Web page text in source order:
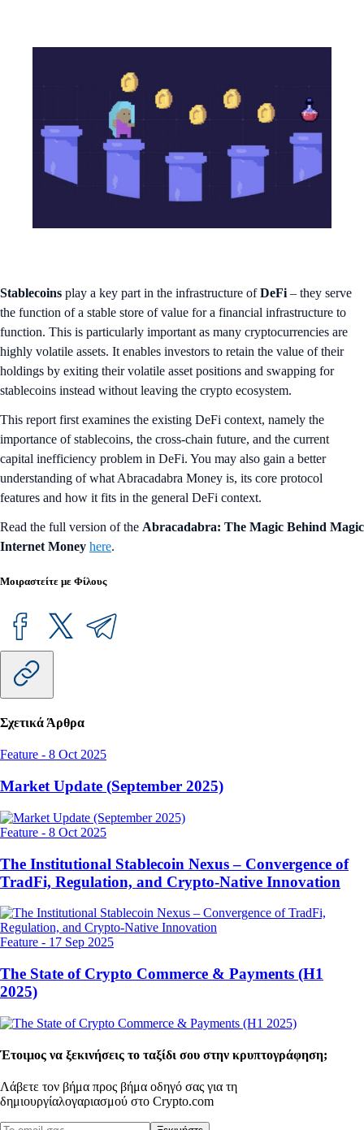
Stablecoins play a key part in the infrastructure ofDeFi– they serve
the function of a stable store of value for a financial infrastructure to
function. This is particularly important as many cryptocurrencies are
highly volatile assets. It enables investors to retain the value of their
holdings by exiting their volatile asset positions and swapping for
stablecoins instead without leaving the crypto ecosystem.
This report first examines the existing DeFi context, namely the
importance of stablecoins, the cross-chain future, and the current
capital inefficiency problem in DeFi. You may also gain a better
understanding of what Abracadabra Money is, its core protocol
features and how it fits in the general DeFi context.
Read the full version of the Abracadabra: The Magic Behind Magic
Internet Money here.
Μοιραστείτε με Φίλους
Σχετικά Άρθρα
Feature - 8 Oct 2025
Market Update (September 2025)
Feature - 8 Oct 2025
The Institutional Stablecoin Nexus – Convergence of
TradFi, Regulation, and Crypto-Native Innovation
Feature - 17 Sep 2025
The State of Crypto Commerce & Payments (H1
2025)
Έτοιμος να ξεκινήσεις το ταξίδι σου στην κρυπτογράφηση;
Λάβετε τον βήμα προς βήμα οδηγό σας για τη
δημιουργίαλογαριασμού στο Crypto.com